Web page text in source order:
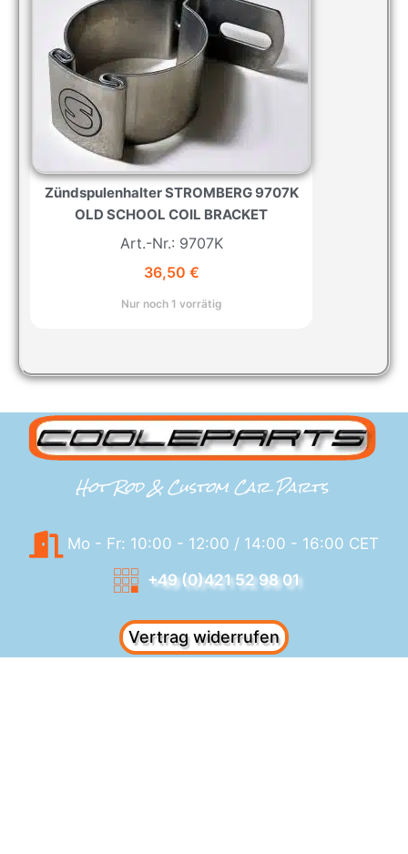
Zündspulenhalter STROMBERG 9707K
OLD SCHOOL COIL BRACKET
Art.-Nr.: 9707K
36,50 €
Nur noch 1 vorrätig
Hot Rod & Custom Car Parts
Mo - Fr: 10:00 - 12:00 / 14:00 - 16:00 CET
+49 (0)421 52 98 01
Vertrag widerrufen